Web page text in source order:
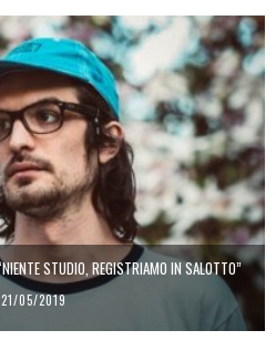
STUDIO, REGISTRIAMO IN SALOTTO”
21/05/2019